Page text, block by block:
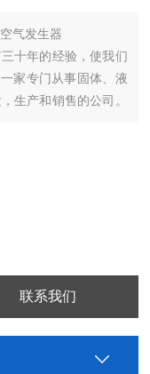
气发生器
十年的经验，使我们
家专门从事固体、液
生产和销售的公司。
气发生器等。
联系我们